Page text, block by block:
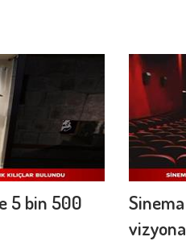
5 bin 500